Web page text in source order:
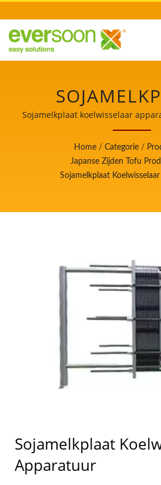
VAN DE
TOFU
EN
MET DE
PRIORITEIT
Sojamelkplaat koelwisselaar
Automatische Tofu- en
hoogste prioriteit voor
Home / Categorie /
Japanse Zijden Tofu
Sojamelkplaat
Sojamelkplaat
Apparatuur